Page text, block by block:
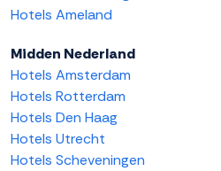
Hotels Ameland
Midden Nederland
Hotels Amsterdam
Hotels Rotterdam
Hotels Den Haag
Hotels Utrecht
Hotels Scheveningen